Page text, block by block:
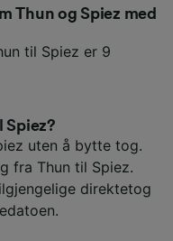
Thun og Spiez med
til Spiez er 9
Spiez?
uten å bytte tog.
fra Thun til Spiez.
direktetog